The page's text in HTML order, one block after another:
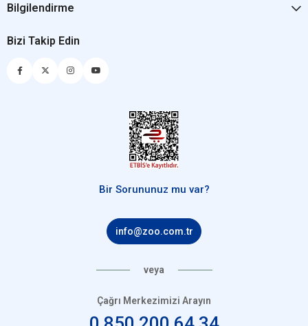
Bilgilendirme
Bizi Takip Edin
Bir Sorununuz mu var?
info@zoo.com.tr
veya
Çağrı Merkezimizi Arayın